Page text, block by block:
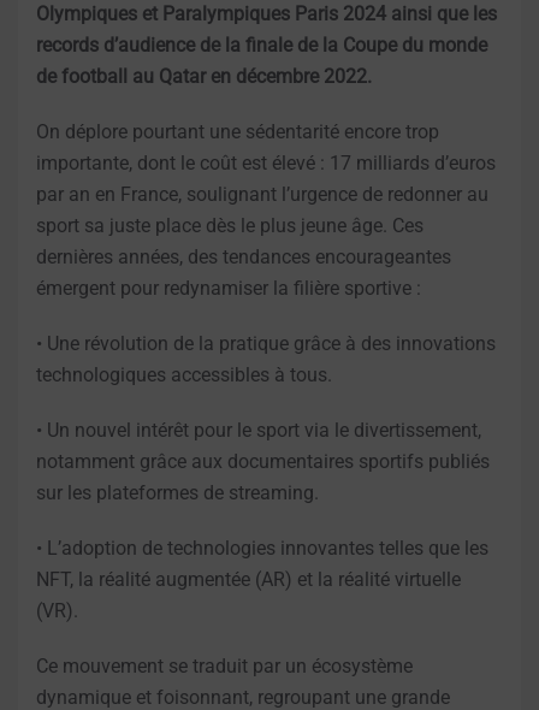
Olympiques et Paralympiques Paris 2024 ainsi que les
records d’audience de la finale de la Coupe du monde
de football au Qatar en décembre 2022.
On déplore pourtant une sédentarité encore trop
importante, dont le coût est élevé : 17 milliards d’euros
par an en France, soulignant l’urgence de redonner au
sport sa juste place dès le plus jeune âge. Ces
dernières années, des tendances encourageantes
émergent pour redynamiser la filière sportive :
• Une révolution de la pratique grâce à des innovations
technologiques accessibles à tous.
• Un nouvel intérêt pour le sport via le divertissement,
notamment grâce aux documentaires sportifs publiés
sur les plateformes de streaming.
• L’adoption de technologies innovantes telles que les
NFT, la réalité augmentée (AR) et la réalité virtuelle
(VR).
Ce mouvement se traduit par un écosystème
dynamique et foisonnant, regroupant une grande